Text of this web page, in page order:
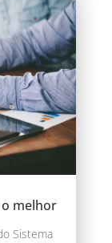
o melhor
Sistema